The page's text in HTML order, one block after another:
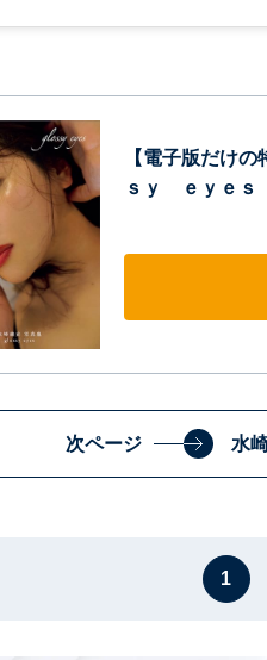
【電子版だけ
ｓｙ ｅｙｅｓ
次ページ 水
1